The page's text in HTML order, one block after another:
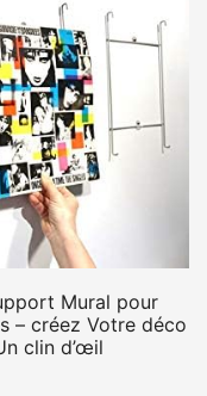
Mural pour
– créez Votre déco
clin d’œil